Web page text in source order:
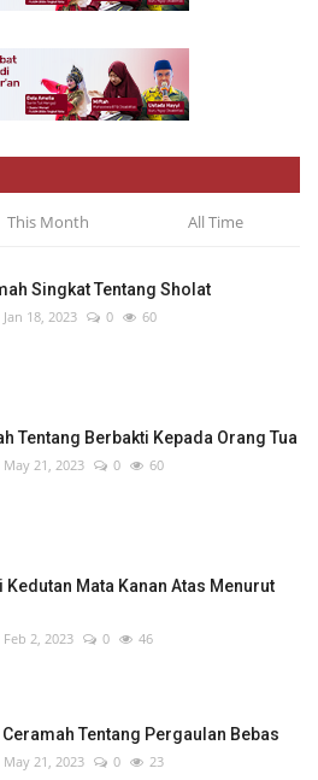
This Month All Time
Singkat Tentang Sholat
Jan 18, 2023 0 60
Tentang Berbakti Kepada Orang Tua
May 21, 2023 0 60
Kedutan Mata Kanan Atas Menurut
Feb 2, 2023 0 46
Tentang Pergaulan Bebas
May 21, 2023 0 23